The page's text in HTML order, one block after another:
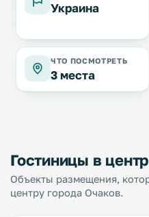
Украина
ЧТО ПОСМОТРЕТЬ
3 места
Гостиницы в
Объекты размещения,
центру города Очаков.